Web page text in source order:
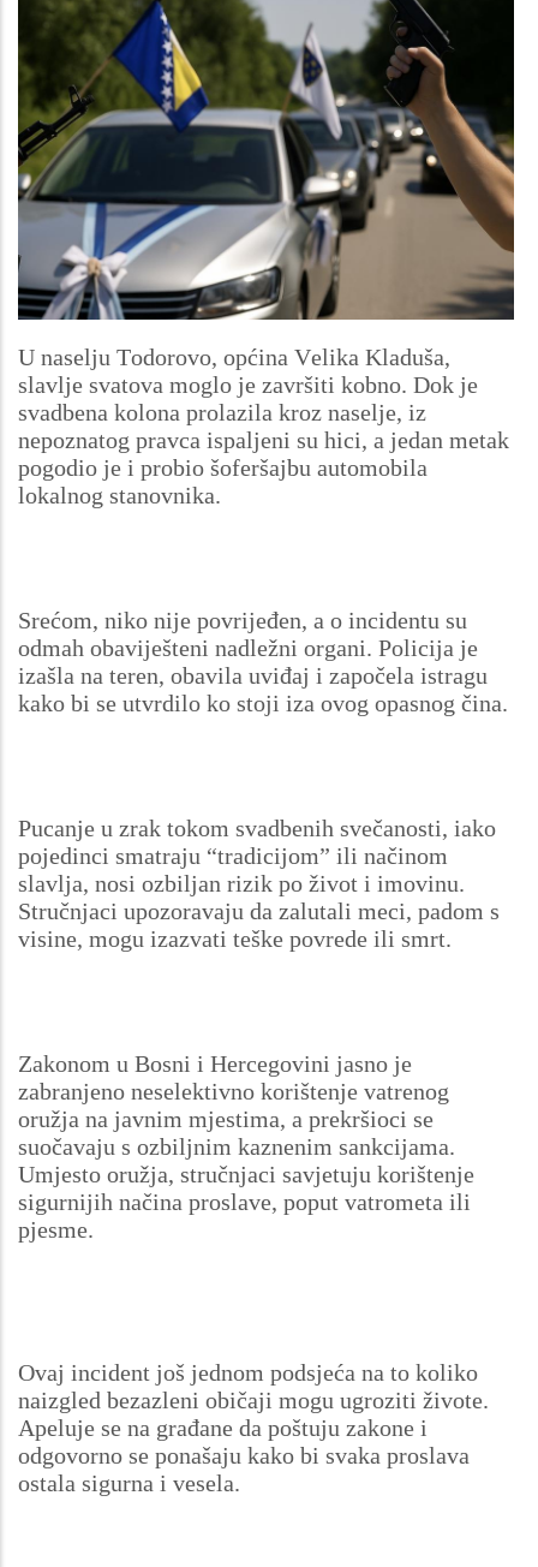
U naselju Todorovo, općina Velika Kladuša,
slavlje svatova moglo je završiti kobno. Dok je
svadbena kolona prolazila kroz naselje, iz
nepoznatog pravca ispaljeni su hici, a jedan metak
pogodio je i probio šoferšajbu automobila
lokalnog stanovnika.
Srećom, niko nije povrijeđen, a o incidentu su
odmah obaviješteni nadležni organi. Policija je
izašla na teren, obavila uviđaj i započela istragu
kako bi se utvrdilo ko stoji iza ovog opasnog čina.
Pucanje u zrak tokom svadbenih svečanosti, iako
pojedinci smatraju “tradicijom” ili načinom
slavlja, nosi ozbiljan rizik po život i imovinu.
Stručnjaci upozoravaju da zalutali meci, padom s
visine, mogu izazvati teške povrede ili smrt.
Zakonom u Bosni i Hercegovini jasno je
zabranjeno neselektivno korištenje vatrenog
oružja na javnim mjestima, a prekršioci se
suočavaju s ozbiljnim kaznenim sankcijama.
Umjesto oružja, stručnjaci savjetuju korištenje
sigurnijih načina proslave, poput vatrometa ili
pjesme.
Ovaj incident još jednom podsjeća na to koliko
naizgled bezazleni običaji mogu ugroziti živote.
Apeluje se na građane da poštuju zakone i
odgovorno se ponašaju kako bi svaka proslava
ostala sigurna i vesela.